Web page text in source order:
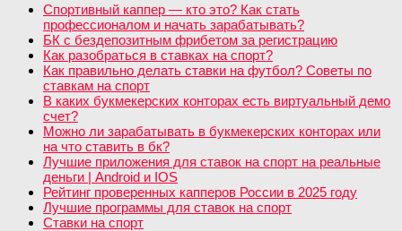
Спортивный каппер — кто это? Как стать
профессионалом и начать зарабатывать?
БК с бездепозитным фрибетом за регистрацию
Как разобраться в ставках на спорт?
Как правильно делать ставки на футбол? Советы по
ставкам на спорт
В каких букмекерских конторах есть виртуальный демо
счет?
Можно ли зарабатывать в букмекерских конторах или
на что ставить в бк?
Лучшие приложения для ставок на спорт на реальные
деньги | Android и IOS
Рейтинг проверенных капперов России в 2025 году
Лучшие программы для ставок на спорт
Ставки на спорт